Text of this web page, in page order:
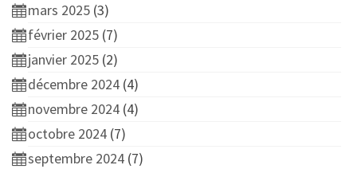
mars 2025 (3)
février 2025 (7)
janvier 2025 (2)
décembre 2024 (4)
novembre 2024 (4)
octobre 2024 (7)
septembre 2024 (7)